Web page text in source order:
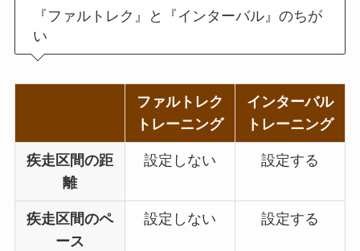
『ファルトレク』と『インターバル』のちが
い
ファルトレク
トレーニング
インターバル
トレーニング
疾走区間の距
離
設定しない 設定する
疾走区間のペ
ース
設定しない 設定する